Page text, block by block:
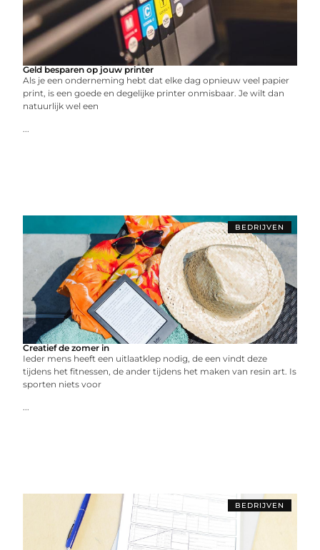
Geld besparen op jouw printer
Als je een onderneming hebt dat elke dag opnieuw veel papier
print, is een goede en degelijke printer onmisbaar. Je wilt dan
natuurlijk wel een
...
BEDRIJVEN
Creatief de zomer in
Ieder mens heeft een uitlaatklep nodig, de een vindt deze
tijdens het fitnessen, de ander tijdens het maken van resin art. Is
sporten niets voor
...
BEDRIJVEN